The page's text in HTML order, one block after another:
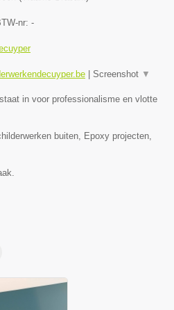
nr: -
Screenshot ▼
in voor professionalisme en vlotte
buiten, Epoxy projecten,